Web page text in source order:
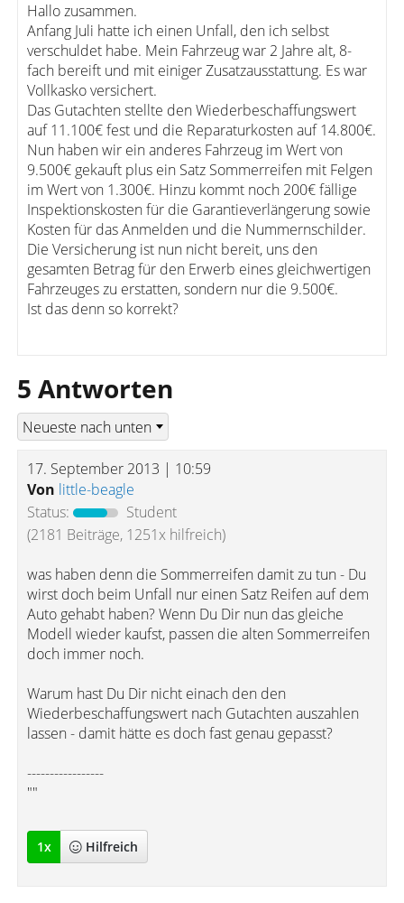
Hallo zusammen.
Anfang Juli hatte ich einen Unfall, den ich selbst
verschuldet habe. Mein Fahrzeug war 2 Jahre alt, 8-
fach bereift und mit einiger Zusatzausstattung. Es war
Vollkasko versichert.
Das Gutachten stellte den Wiederbeschaffungswert
auf 11.100€ fest und die Reparaturkosten auf 14.800€.
Nun haben wir ein anderes Fahrzeug im Wert von
9.500€ gekauft plus ein Satz Sommerreifen mit Felgen
im Wert von 1.300€. Hinzu kommt noch 200€ fällige
Inspektionskosten für die Garantieverlängerung sowie
Kosten für das Anmelden und die Nummernschilder.
Die Versicherung ist nun nicht bereit, uns den
gesamten Betrag für den Erwerb eines gleichwertigen
Fahrzeuges zu erstatten, sondern nur die 9.500€.
Ist das denn so korrekt?
5 Antworten
17. September 2013 | 10:59
Von little-beagle
Status:
Student
(2181 Beiträge, 1251x hilfreich)
was haben denn die Sommerreifen damit zu tun - Du
wirst doch beim Unfall nur einen Satz Reifen auf dem
Auto gehabt haben? Wenn Du Dir nun das gleiche
Modell wieder kaufst, passen die alten Sommerreifen
doch immer noch.
Warum hast Du Dir nicht einach den den
Wiederbeschaffungswert nach Gutachten auszahlen
lassen - damit hätte es doch fast genau gepasst?
-----------------
""
1x Hilfreich